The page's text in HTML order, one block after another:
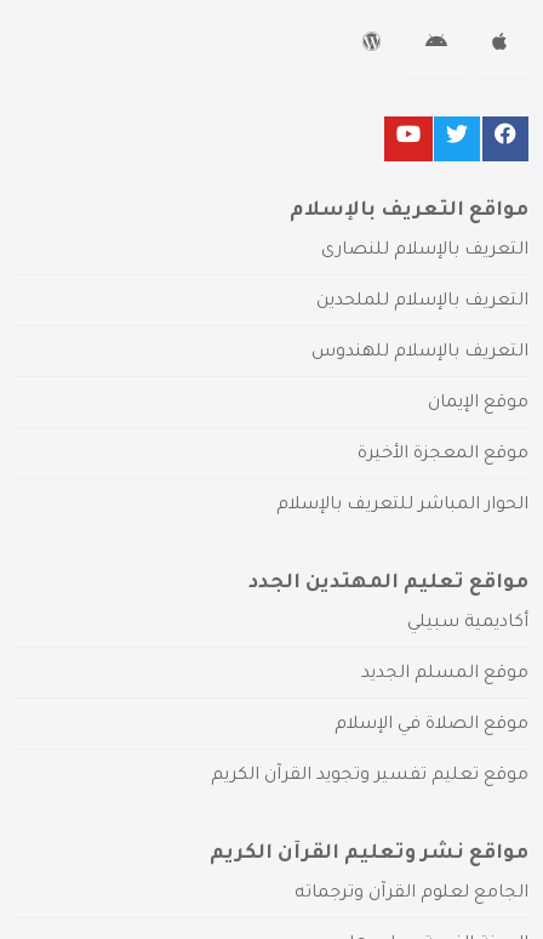
مواقع التعريف بالإسلام
التعريف بالإسلام للنصارى
التعريف بالإسلام للملحدين
التعريف بالإسلام للهندوس
موقع الإيمان
موقع المعجزة الأخيرة
الحوار المباشر للتعريف بالإسلام
مواقع تعليم المهتدين الجدد
أكاديمية سبيلي
موقع المسلم الجديد
موقع الصلاة في الإسلام
موقع تعليم تفسير وتجويد القرآن الكريم
مواقع نشر وتعليم القرآن الكريم
الجامع لعلوم القرآن وترجماته